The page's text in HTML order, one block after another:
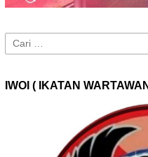
Cari
untuk:
IWOI ( IKATAN